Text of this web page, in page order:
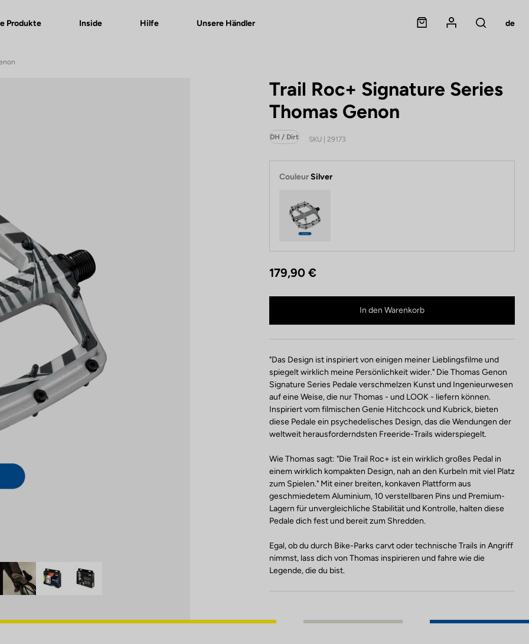
Produkte Inside Hilfe Unsere Händler Panier
Mon compte
Rechercher
de
Trail Roc+ Signature Series
Thomas Genon
DH / Dirt SKU | 29173
CouleurSilver
F
r
179,90 €
In den Warenkorb
"Das Design ist inspiriert von einigen meiner Lieblingsfilme und
spiegelt wirklich meine Persönlichkeit wider." Die Thomas Genon
Signature Series Pedale verschmelzen Kunst und Ingenieurwesen
auf eine Weise, die nur Thomas - und LOOK - liefern können.
Inspiriert vom filmischen Genie Hitchcock und Kubrick, bieten
diese Pedale ein psychedelisches Design, das die Wendungen der
weltweit herausforderndsten Freeride-Trails widerspiegelt.
Wie Thomas sagt: "Die Trail Roc+ ist ein wirklich großes Pedal in
einem wirklich kompakten Design, nah an den Kurbeln mit viel Platz
zum Spielen." Mit einer breiten, konkaven Plattform aus
geschmiedetem Aluminium, 10 verstellbaren Pins und Premium-
Lagern für unvergleichliche Stabilität und Kontrolle, halten diese
Pedale dich fest und bereit zum Shredden.
Egal, ob du durch Bike-Parks carvt oder technische Trails in Angriff
nimmst, lass dich von Thomas inspirieren und fahre wie die
Legende, die du bist.